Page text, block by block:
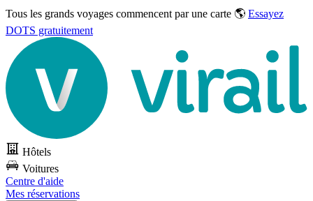
Tous les grands voyages commencent par une carte 🌎 Essayez
DOTS gratuitement
Hôtels
Voitures
Centre d'aide
Mes réservations